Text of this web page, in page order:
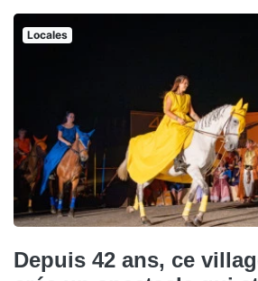
Locales
Depuis 42 ans, ce